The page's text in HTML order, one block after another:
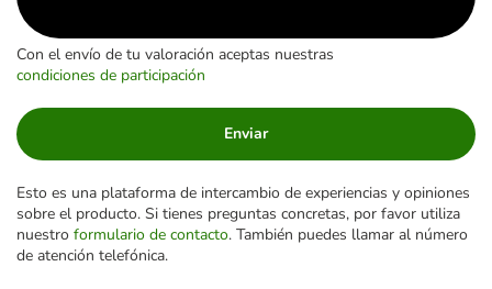
Con el envío de tu valoración aceptas nuestras
condiciones de participación
Enviar
Esto es una plataforma de intercambio de experiencias y opiniones
sobre el producto. Si tienes preguntas concretas, por favor utiliza
nuestro formulario de contacto. También puedes llamar al número
de atención telefónica.